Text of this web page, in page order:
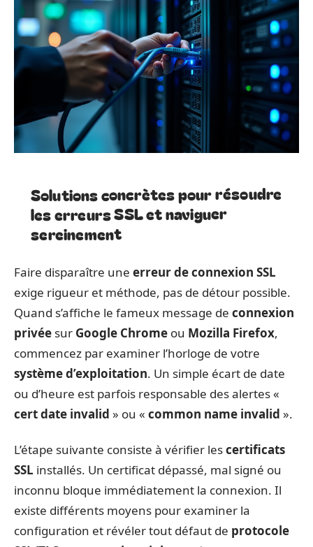
Solutions concrètes pour résoudre
les erreurs SSL et naviguer
sereinement
Faire disparaître une erreur de connexion SSL
exige rigueur et méthode, pas de détour possible.
Quand s’affiche le fameux message de connexion
privée sur Google Chrome ou Mozilla Firefox,
commencez par examiner l’horloge de votre
système d’exploitation. Un simple écart de date
ou d’heure est parfois responsable des alertes «
cert date invalid » ou « common name invalid ».
L’étape suivante consiste à vérifier lescertificats
SSL installés. Un certificat dépassé, mal signé ou
inconnu bloque immédiatement la connexion. Il
existe différents moyens pour examiner la
configuration et révéler tout défaut de protocole